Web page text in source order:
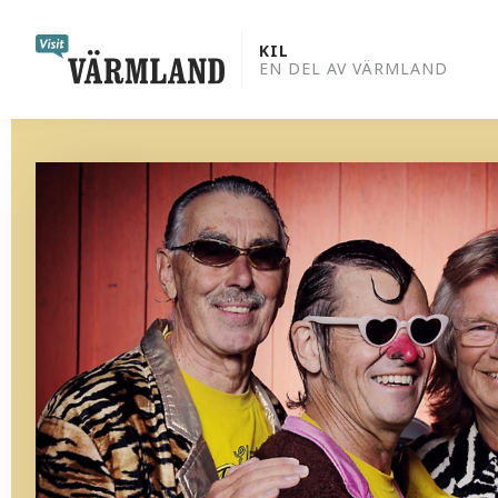
content
KIL
EN DEL AV VÄRMLAND